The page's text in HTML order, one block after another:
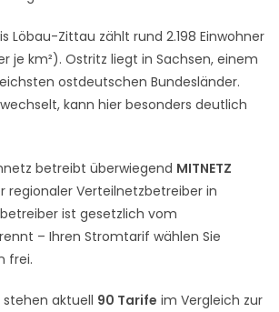
Löbau-Zittau zählt rund 2.198 Einwohner
je km²). Ostritz liegt in Sachsen, einem
ostdeutschen Bundesländer.
kann hier besonders deutlich
betreibt überwiegend MITNETZ
regionaler Verteilnetzbetreiber in
ist gesetzlich vom
– Ihren Stromtarif wählen Sie
frei.
stehen aktuell 90 Tarife im Vergleich zur